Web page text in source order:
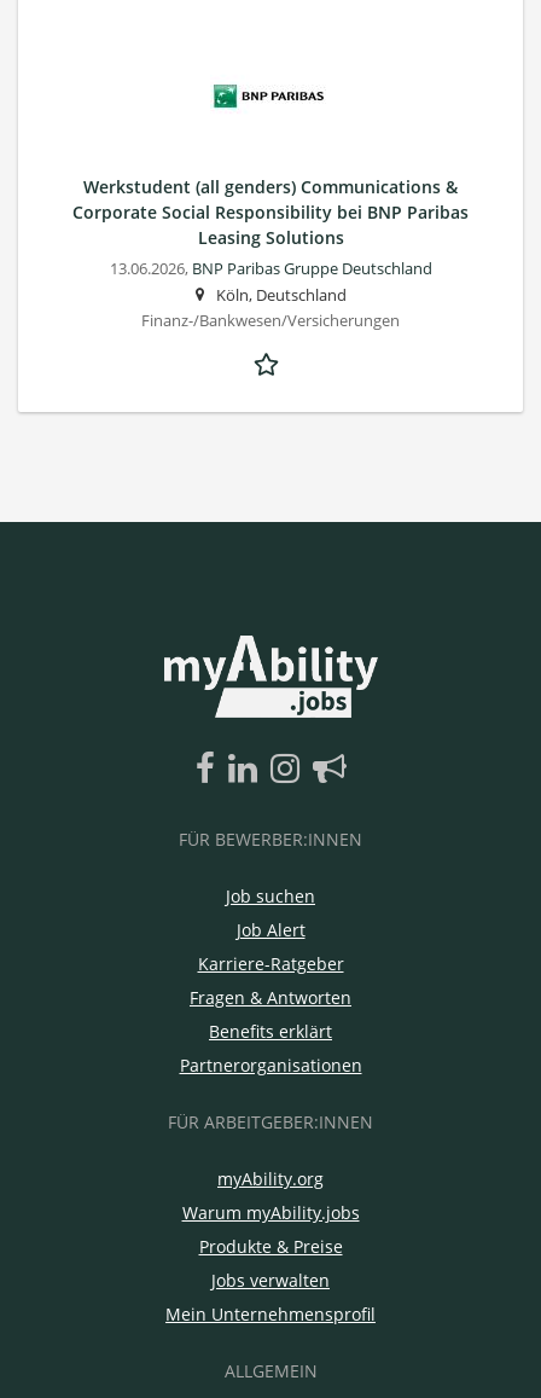
Werkstudent (all genders) Communications &
Corporate Social Responsibility bei BNP Paribas
Leasing Solutions
13.06.2026, BNP Paribas Gruppe Deutschland
Köln, Deutschland
Finanz-/Bankwesen/Versicherungen
FÜR BEWERBER:INNEN
Job suchen
Job Alert
Karriere-Ratgeber
Fragen & Antworten
Benefits erklärt
Partnerorganisationen
FÜR ARBEITGEBER:INNEN
myAbility.org
Warum myAbility.jobs
Produkte & Preise
Jobs verwalten
Mein Unternehmensprofil
ALLGEMEIN